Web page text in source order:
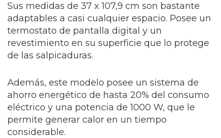
Sus medidas de 37 x 107,9 cm son bastante
adaptables a casi cualquier espacio. Posee un
termostato de pantalla digital y un
revestimiento en su superficie que lo protege
de las salpicaduras.
Además, este modelo posee un sistema de
ahorro energético de hasta 20% del consumo
eléctrico y una potencia de 1000 W, que le
permite generar calor en un tiempo
considerable.